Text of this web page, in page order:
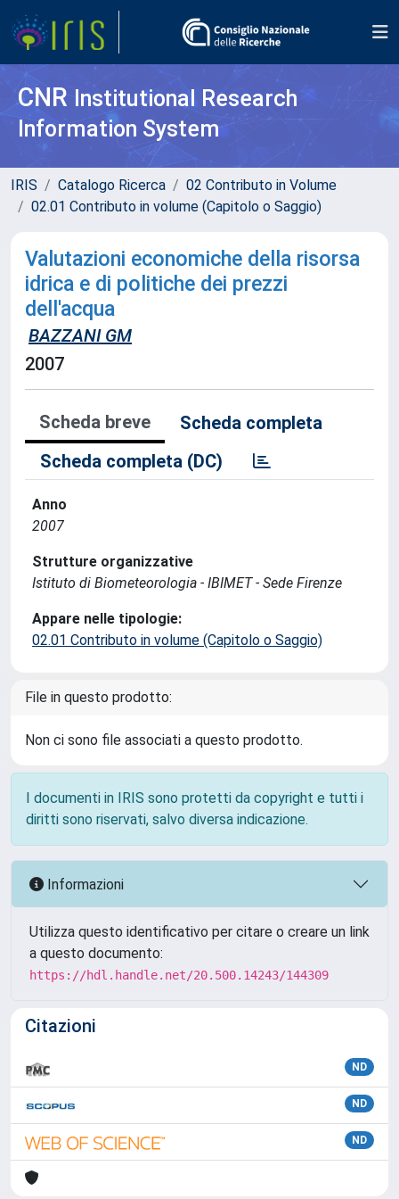
CNR Institutional Research
Information System
IRIS Catalogo Ricerca
02 Contributo in Volume
02.01 Contributo in volume (Capitolo o Saggio)
Valutazioni economiche della risorsa
idrica e di politiche dei prezzi
dell'acqua
BAZZANI GM
2007
Scheda breve
Scheda completa
Scheda completa (DC)
Anno
2007
Strutture organizzative
Istituto di Biometeorologia - IBIMET - Sede Firenze
Appare nelle tipologie:
02.01 Contributo in volume (Capitolo o Saggio)
File in questo prodotto:
Non ci sono file associati a questo prodotto.
I documenti in IRIS sono protetti da copyright e tutti i
diritti sono riservati, salvo diversa indicazione.
Informazioni
Utilizza questo identificativo per citare o creare un link
a questo documento:
https://hdl.handle.net/20.500.14243/144309
Citazioni
ND
ND
ND